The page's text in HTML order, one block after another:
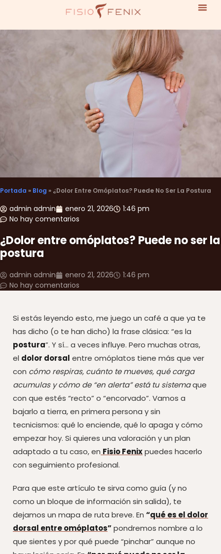
Portada » Blog » ¿Dolor Entre Omóplatos? Puede No Ser La Postura
admin admin enero 21, 2026
1:46 pm
No hay comentarios
¿Dolor entre omóplatos? Puede no ser la
postura
admin admin enero 21, 2026
1:46 pm
No hay comentarios
Si estás leyendo esto, me juego un café a que ya te
has dicho (o te han dicho) la frase clásica: “es la
postura”. Y sí… a veces influye. Pero muchas otras,
el dolor dorsal entre omóplatos tiene más que ver
con cómo respiras, cuánto te mueves, qué carga
acumulas y cómo de “en alerta” está tu sistemaque
con que estés “recto” o “encorvado”. Vamos a
bajarlo a tierra, en primera persona y sin
tecnicismos: qué lo enciende, qué lo apaga y cómo
empezar hoy. Si quieres una valoración y un plan
adaptado a tu caso, en Fisio Fenixpuedes hacerlo
con seguimiento profesional.
Para que este artículo te sirva como guía (y no
como un bloque de información sin salida), te
dejamos un mapa de ruta breve. En “qué es el dolor
dorsal entre omóplatos”pondremos nombre a lo
que sientes y por qué puede “pinchar” aunque no